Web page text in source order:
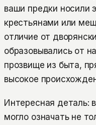
ваши предки носили
крестьянами или
отличие от
образовывались от
прозвище из быта,
высокое
Интересная деталь:
могло означать не